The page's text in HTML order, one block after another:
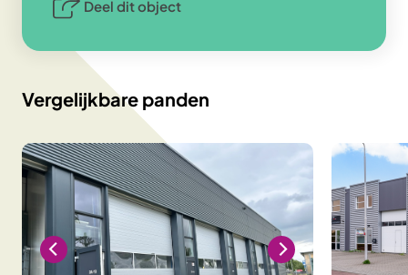
Deel dit object
Vergelijkbare panden